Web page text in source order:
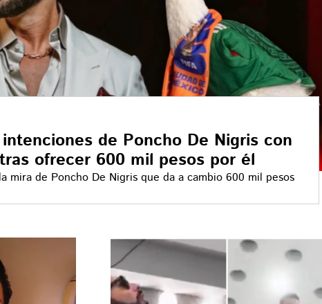
de Poncho De Nigris con
ofrecer 600 mil pesos por él
mira de Poncho De Nigris que da a cambio 600 mil pesos